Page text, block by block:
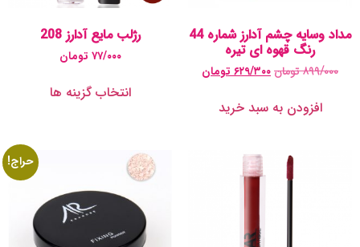
مداد وسایه چشم آدارز شماره 44
رنگ قهوه ای تیره
۸۹۹/۰۰۰تومان۶۲۹/۳۰۰تومان
افزودن به سبد خرید
رژلب مایع آدارز 208
۷۷/۰۰۰ تومان
انتخاب گزینه ها
حراج!